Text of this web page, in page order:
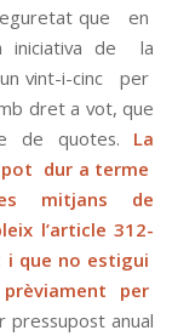
que en
iniciativa de la
un vint-i-cinc per
dret a vot, que
de quotes. La
dur a terme
mitjans de
l’article 312-
i que no estigui
per
anual